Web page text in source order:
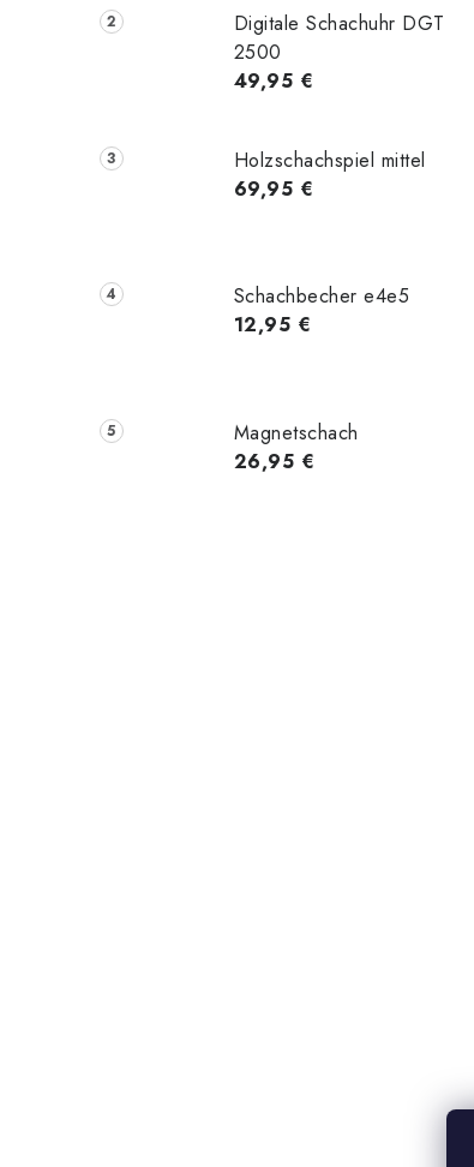
Digitale Schachuhr DGT
2500
49,95 €
Holzschachspiel mittel
69,95 €
Schachbecher e4e5
12,95 €
Magnetschach
26,95 €